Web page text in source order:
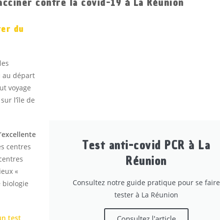
du
au départ
voyage
l’île de
centres
«
biologie
test
Test anti-covid PCR à La
Réunion
Consultez notre guide pratique pour se faire
tester à La Réunion